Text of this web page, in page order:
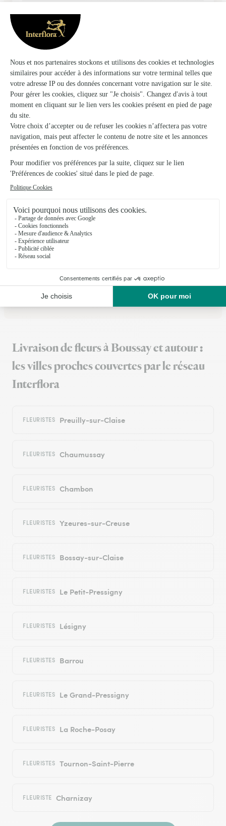
★ ★ ★ ★ ★
PRATIQUE ET QUALITE
PRATIQUE ET QUALITE
01/01/2026
★ ★ ★ ★ ★
Rapide et pro
Rapide et pro
27/02/2026
★ ★ ★ ★ ★
Parfait en tout
Rien a dire de négatif. Tout a ete bien .fleurs livraison
Trustpilot Échantillon d'avis clients fourni via Trustpilot.
Voir tous
les avis de la marque Interflora sur Trustpilot
Livraison de fleurs à Boussay et autour :
les villes proches couvertes par le réseau
Interflora
FLEURISTES Preuilly-sur-Claise
FLEURISTES Chaumussay
FLEURISTES Chambon
FLEURISTES Yzeures-sur-Creuse
FLEURISTES Bossay-sur-Claise
FLEURISTES Le Petit-Pressigny
FLEURISTES Lésigny
FLEURISTES Barrou
FLEURISTES Le Grand-Pressigny
FLEURISTES La Roche-Posay
FLEURISTES Tournon-Saint-Pierre
FLEURISTE Charnizay